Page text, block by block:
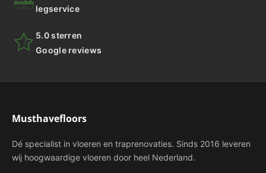
legservice
5.0 sterren
Google reviews
Musthavefloors
Dé specialist in vloeren en traprenovaties. Sinds 2016 leveren
wij hoogwaardige vloeren door heel Nederland.